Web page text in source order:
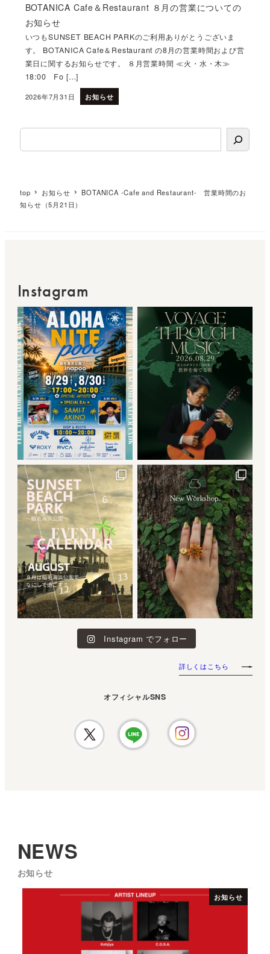
BOTANICA Cafe＆Restaurant ８月の営業についての
お知らせ
いつもSUNSET BEACH PARKのご利用ありがとうございま
す。 BOTANICA Cafe＆Restaurant の8月の営業時間および営
業日に関するお知らせです。 ８月営業時間 ≪火・水・木≫
18:00 Fo […]
投稿日
2026年7月31日 お知らせ
検索
top お知らせ
BOTANICA -Cafe and Restaurant- 営業時間のお
知らせ（5月21日）
Instagram
Instagram でフォロー
詳しくはこちら
オフィシャルSNS
NEWS
お知らせ
お知らせ